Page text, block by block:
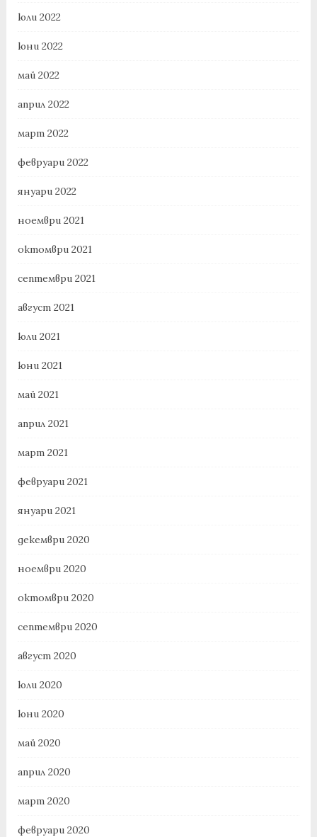
юли 2022
юни 2022
май 2022
април 2022
март 2022
февруари 2022
януари 2022
ноември 2021
октомври 2021
септември 2021
август 2021
юли 2021
юни 2021
май 2021
април 2021
март 2021
февруари 2021
януари 2021
декември 2020
ноември 2020
октомври 2020
септември 2020
август 2020
юли 2020
юни 2020
май 2020
април 2020
март 2020
февруари 2020